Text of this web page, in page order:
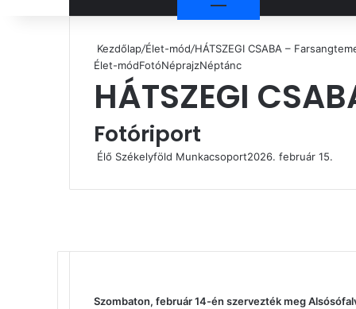
Kezdőlap/Élet-mód/HÁTSZEGI CSABA –
Élet-módFotóNéprajzNéptánc
HÁTSZEGI
Fotóriport
Élő Székelyföld Munkacsoport2026. február 15.
email-
Szombaton, február 14-én szervezték meg